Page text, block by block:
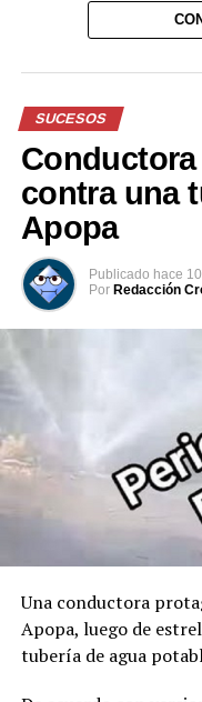
Durante el acto
Banda Presidencial al
del Presidente del
marcando
constitucional. Acto
Manuel Restrepo
Hasta el momento,
circunstancias
Reproductor
de
vídeo
Facebook
SUCESOS
contra una
Apopa
Publicado hace
Por Redacción
Una conductora
Apopa, luego de
tubería de agua